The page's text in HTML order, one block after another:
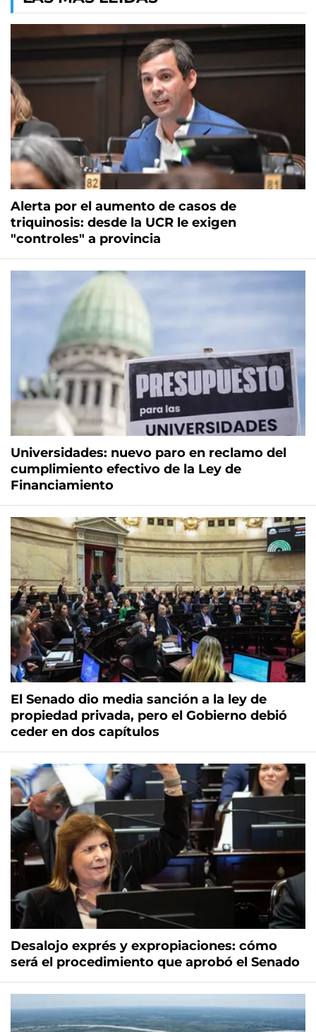
Alerta por el aumento de casos de
triquinosis: desde la UCR le exigen
"controles" a provincia
Universidades: nuevo paro en reclamo del
cumplimiento efectivo de la Ley de
Financiamiento
El Senado dio media sanción a la ley de
propiedad privada, pero el Gobierno debió
ceder en dos capítulos
Desalojo exprés y expropiaciones: cómo
será el procedimiento que aprobó el Senado